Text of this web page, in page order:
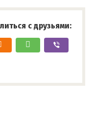
с друзьями: